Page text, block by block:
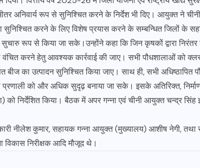
अनिवार्य रूप से सुनिश्चित करने के निर्देश भी दिए। आयुक्त ने
सुनिश्चित करने के लिए विशेष प्रयास करने के सम्बन्धित जिलों के
रूप से किया जा सके।उन्होंने कहा कि जिन कृषकों द्वारा निरंतर
से वंचित करने हेतु आवश्यक कार्रवाई की जाए। सभी पौधशालाओं को
बीज का उत्पादन सुनिश्चित किया जाए। साथ ही, सभी अधिष्ठापित
प्रणाली को और अधिक सुदृढ़ बनाया जा सके। इसके अतिरिक्त, निर्माण
को निर्देशित किया। बैठक में अपर गन्ना एवं चीनी आयुक्त चन्द्र सिंह
नीलेश कुमार, सहायक गन्ना आयुक्त (मुख्यालय) आशीष नेगी, तथा
निरीक्षक आदि मौजूद थे।